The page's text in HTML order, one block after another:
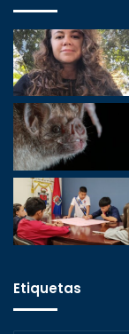
Etiquetas